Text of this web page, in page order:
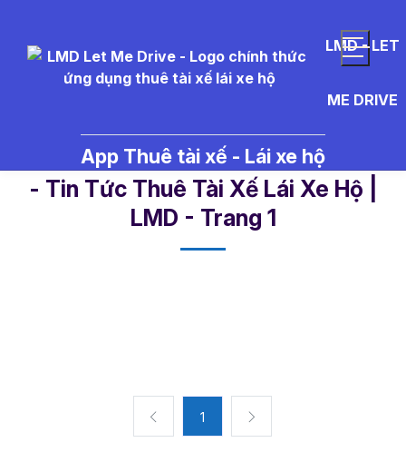
LMD - LET
ME DRIVE
App Thuê tài xế - Lái xe hộ
- Tin Tức Thuê Tài Xế Lái Xe Hộ |
LMD - Trang 1​
1